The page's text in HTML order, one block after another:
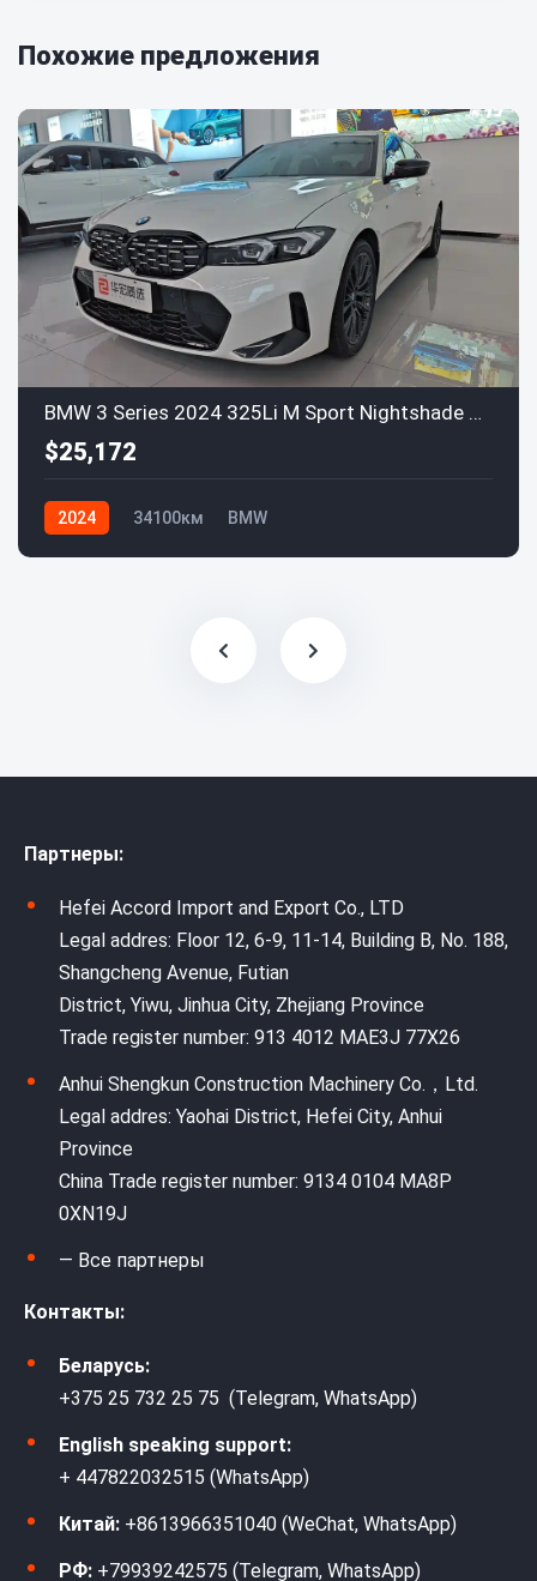
Похожие предложения
BMW 3 Series 2024 325Li M Sport Nightshade Package
$25,172
2024 34100км BMW
Партнеры:
Hefei Accord Import and Export Co., LTD
Legal addres: Floor 12, 6-9, 11-14, Building B, No. 188,
Shangcheng Avenue, Futian
District, Yiwu, Jinhua City, Zhejiang Province
Trade register number: 913 4012 MAE3J 77X26
Anhui Shengkun Construction Machinery Co.，Ltd.
Legal addres: Yaohai District, Hefei City, Anhui
Province
China Trade register number: 9134 0104 MA8P
0XN19J
— Все партнеры
Контакты:
Беларусь:
+375 25 732 25 75 (Telegram, WhatsApp)
English speaking support:
+ 447822032515 (WhatsApp)
Китай: +8613966351040 (WeChat, WhatsApp)
РФ: +79939242575 (Telegram, WhatsApp)